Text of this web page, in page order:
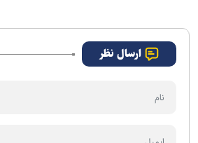
ارسال نظر